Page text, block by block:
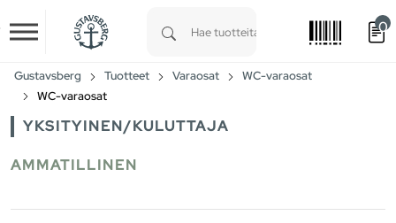
Skip to main content
0
Gustavsberg Tuotteet Varaosat
WC-varaosat
WC-varaosat
YKSITYINEN/KULUTTAJA
AMMATILLINEN